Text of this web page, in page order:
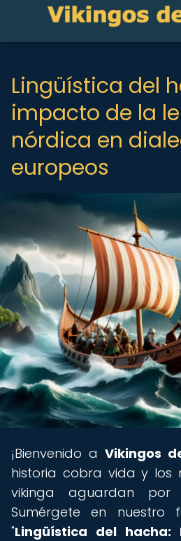
Lingüística del
impacto de la
nórdica en
europeos
¡Bienvenido a Vikingos
historia cobra vida y los
vikinga aguardan por
Sumérgete en nuestro
"Lingüística del